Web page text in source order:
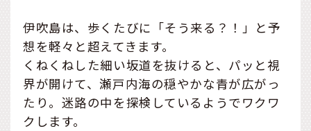
伊吹島は、歩くたびに「そう来る？！」と予
想を軽々と超えてきます。
くねくねした細い坂道を抜けると、パッと視
界が開けて、瀬戸内海の穏やかな青が広がっ
たり。迷路の中を探検しているようでワクワ
クします。